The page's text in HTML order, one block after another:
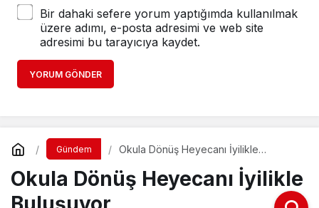
Bir dahaki sefere yorum yaptığımda kullanılmak
üzere adımı, e-posta adresimi ve web site
adresimi bu tarayıcıya kaydet.
YORUM GÖNDER
Gündem
Okula Dönüş Heyecanı İyilikle
Okula Dönüş Heyecanı İyilikle